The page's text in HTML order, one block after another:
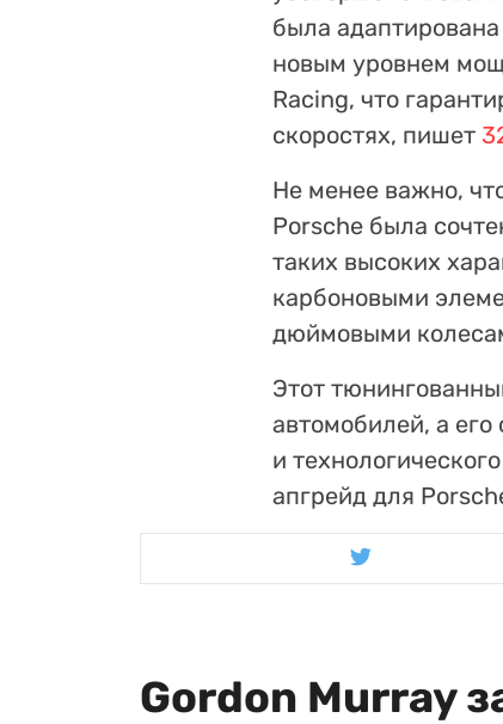
была
новым уровнем
Racing, что
скоростях, пишет
Не менее важно,
Porsche была
таких высоких
карбоновыми
дюймовыми
Этот
автомобилей, а его
и
апгрейд для
Gordon Murray